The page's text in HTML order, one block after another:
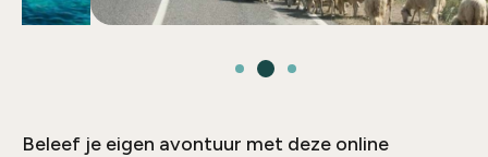
Beleef je eigen avontuur met deze online